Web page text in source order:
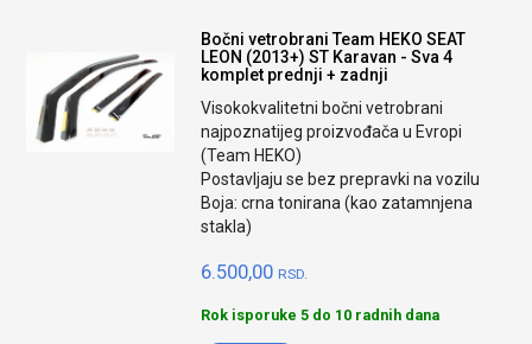
Bočni vetrobrani Team HEKO SEAT
LEON (2013+) ST Karavan - Sva 4
komplet prednji + zadnji
Visokokvalitetni bočni vetrobrani
najpoznatijeg proizvođača u Evropi
(Team HEKO)
Postavljaju se bez prepravki na vozilu
Boja: crna tonirana (kao zatamnjena
stakla)
6.500,00 RSD.
Rok isporuke 5 do 10 radnih dana